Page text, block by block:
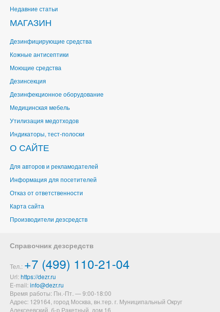
Недавние статьи
МАГАЗИН
Дезинфицирующие средства
Кожные антисептики
Моющие средства
Дезинсекция
Дезинфекционное оборудование
Медицинская мебель
Утилизация медотходов
Индикаторы, тест-полоски
О САЙТЕ
Для авторов и рекламодателей
Информация для посетителей
Отказ от ответственности
Карта сайта
Производители дезсредств
Справочник дезсредств
Тел.: +7 (499) 110-21-04
Url: https://dezr.ru
E-mail:
Время работы: Пн.-Пт. — 9:00-18:00
Адрес: 129164, город Москва, вн.тер. г. Муниципальный Округ
Алексеевский б-р Ракетный, дом 16